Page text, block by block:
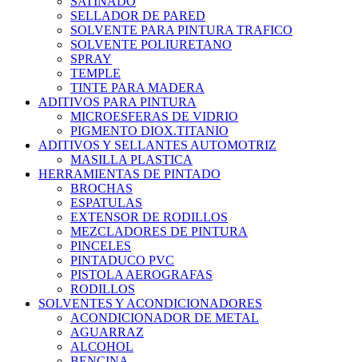
SELLADOR DE PARED
SOLVENTE PARA PINTURA TRAFICO
SOLVENTE POLIURETANO
SPRAY
TEMPLE
TINTE PARA MADERA
ADITIVOS PARA PINTURA
MICROESFERAS DE VIDRIO
PIGMENTO DIOX.TITANIO
ADITIVOS Y SELLANTES AUTOMOTRIZ
MASILLA PLASTICA
HERRAMIENTAS DE PINTADO
BROCHAS
ESPATULAS
EXTENSOR DE RODILLOS
MEZCLADORES DE PINTURA
PINCELES
PINTADUCO PVC
PISTOLA AEROGRAFAS
RODILLOS
SOLVENTES Y ACONDICIONADORES
ACONDICIONADOR DE METAL
AGUARRAZ
ALCOHOL